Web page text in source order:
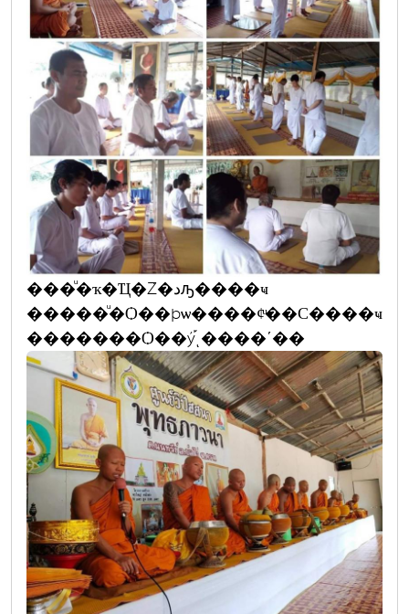
���ͧ�ҡ�Ҵ�Ź�دԡ����ҹ
�����ͧ�Ѻ��þѡ����¢ͧ��С����ҹ
�������Ѻ��ý֡ͺ����ʹ��